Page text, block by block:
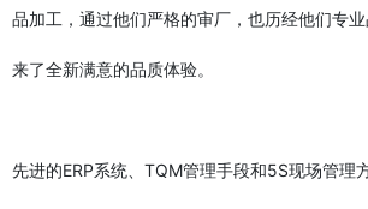
品加工，通过他们严格的审厂，也历经他们专
来了全新满意的品质体验。
先进的ERP系统、TQM管理手段和5S现场管理